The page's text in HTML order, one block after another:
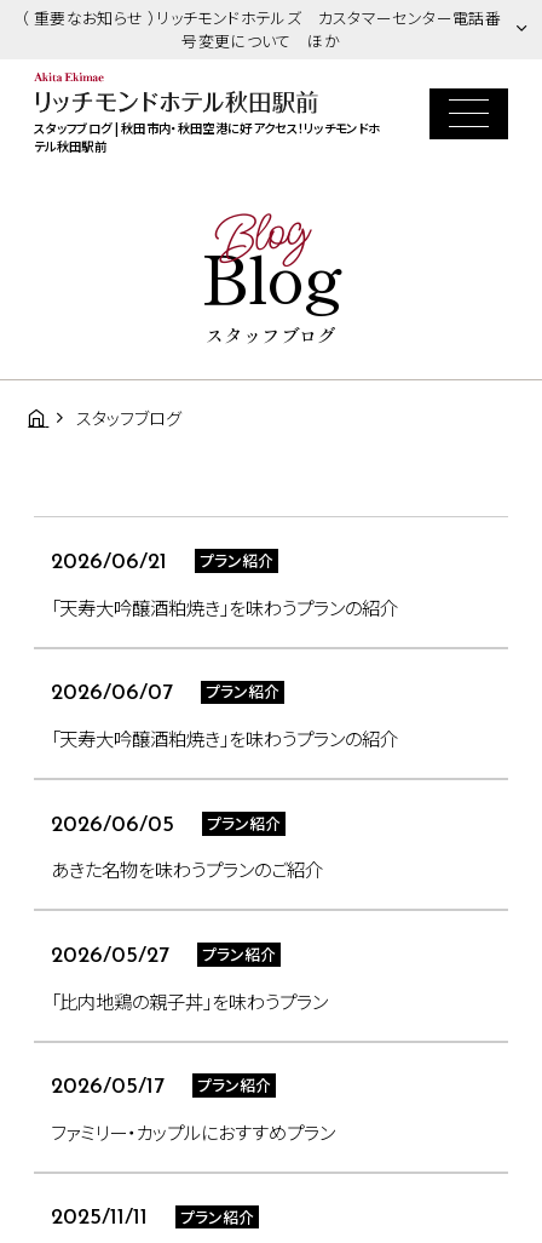
（ 重要なお知らせ ）リッチモンドホテルズ カスタマーセンター電話番
号変更について ほか
スタッフブログ | 秋田市内・秋田空港に好アクセス！リッチモンドホ
テル秋田駅前
Blog
Blog
スタッフブログ
スタッフブログ
2026/06/21 プラン紹介
「天寿大吟醸酒粕焼き」を味わうプランの紹介
2026/06/07 プラン紹介
「天寿大吟醸酒粕焼き」を味わうプランの紹介
2026/06/05 プラン紹介
あきた名物を味わうプランのご紹介
2026/05/27 プラン紹介
「比内地鶏の親子丼」を味わうプラン
2026/05/17 プラン紹介
ファミリー・カップルにおすすめプラン
2025/11/11 プラン紹介